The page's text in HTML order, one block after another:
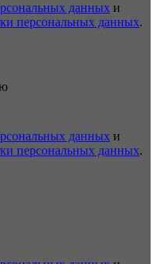
данных и
персональных данных.
данных и
персональных данных.